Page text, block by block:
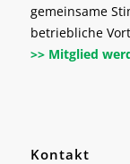
gemeinsame
betriebliche
>> Mitglied
Kontakt